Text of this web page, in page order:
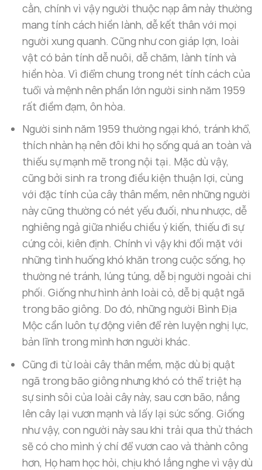
cằn, chính vì vậy người thuộc nạp âm này thường
mang tính cách hiền lành, dễ kết thân với mọi
người xung quanh. Cũng như con giáp lợn, loài
vật có bản tính dễ nuôi, dễ chăm, lành tính và
hiền hòa. Vì điểm chung trong nét tính cách của
tuổi và mệnh nên phần lớn người sinh năm 1959
rất điềm đạm, ôn hòa.
Người sinh năm 1959 thường ngại khó, tránh khổ,
thích nhàn hạ nên đôi khi họ sống quá an toàn và
thiếu sự mạnh mẽ trong nội tại. Mặc dù vậy,
cũng bởi sinh ra trong điều kiện thuận lợi, cùng
với đặc tính của cây thân mềm, nên những người
này cũng thường có nét yếu đuối, nhu nhược, dễ
nghiêng ngả giữa nhiều chiều ý kiến, thiếu đi sự
cứng cỏi, kiên định. Chính vì vậy khi đối mặt với
những tình huống khó khăn trong cuộc sống, họ
thường né tránh, lúng túng, dễ bị người ngoài chi
phối. Giống như hình ảnh loài cỏ, dễ bị quật ngã
trong bão giông. Do đó, những người Bình Địa
Mộc cần luôn tự động viên để rèn luyện nghị lực,
bản lĩnh trong mình hơn người khác.
Cũng đi từ loài cây thân mềm, mặc dù bị quật
ngã trong bão giông nhưng khó có thể triệt hạ
sự sinh sôi của loài cây này, sau cơn bão, nắng
lên cây lại vươn mạnh và lấy lại sức sống. Giống
như vậy, con người này sau khi trải qua thử thách
sẽ có cho mình ý chí để vươn cao và thành công
hơn, Họ ham học hỏi, chịu khó lắng nghe vì vậy dù